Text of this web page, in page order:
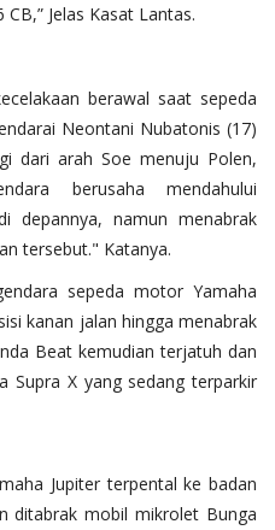
Jelas Kasat Lantas.
berawal saat sepeda
Neontani Nubatonis (17)
dari arah Soe menuju Polen,
berusaha mendahului
depannya, namun menabrak
tersebut." Katanya.
sepeda motor Yamaha
kanan jalan hingga menabrak
Beat kemudian terjatuh dan
Supra X yang sedang terparkir
Jupiter terpental ke badan
ditabrak mobil mikrolet Bunga